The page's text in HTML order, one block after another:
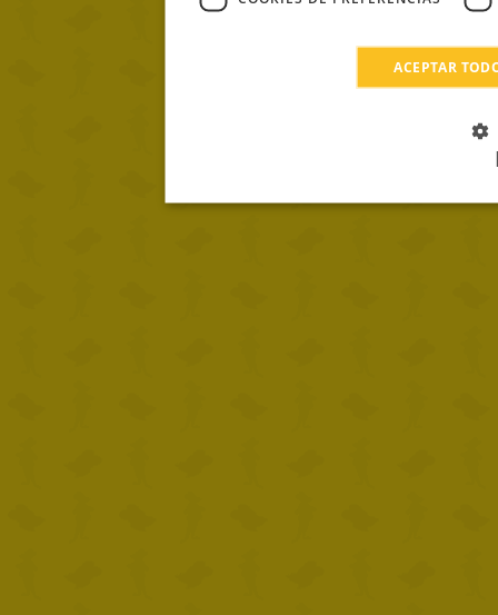
ACEPTAR